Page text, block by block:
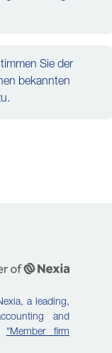
Sie der
bekannten
a leading,
and
"Member firm